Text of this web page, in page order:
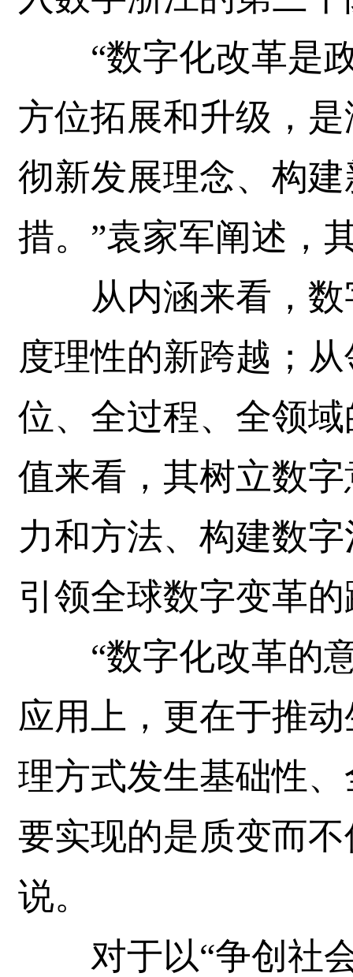
“数字化改革是政
方位拓展和升级，
彻新发展理念、构
措。”袁家军阐述，
从内涵来看，数
度理性的新跨越；
位、全过程、全领
值来看，其树立数
力和方法、构建数
引领全球数字变革
“数字化改革的意
应用上，更在于推
理方式发生基础性
要实现的是质变而
说。
对于以“争创社会